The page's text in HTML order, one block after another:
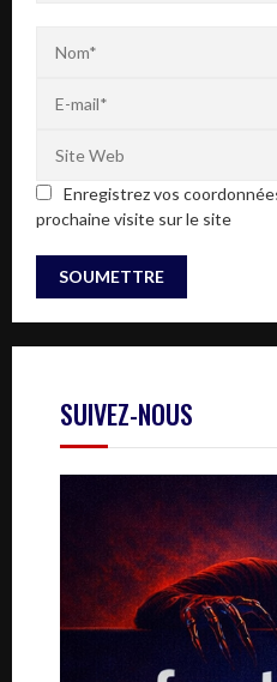
Enregistrez vos
prochaine visite sur le site
SUIVEZ-NOUS